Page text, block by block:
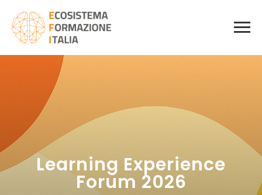
Learning Experience
Forum 2026